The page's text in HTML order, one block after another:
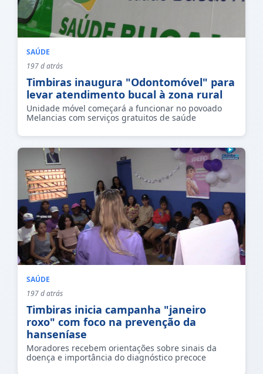
SAÚDE
197 d atrás
Timbiras inaugura "Odontomóvel" para
levar atendimento bucal à zona rural
Unidade móvel começará a funcionar no povoado
Melancias com serviços gratuitos de saúde
SAÚDE
197 d atrás
Timbiras inicia campanha "janeiro
roxo" com foco na prevenção da
hanseníase
Moradores recebem orientações sobre sinais da
doença e importância do diagnóstico precoce